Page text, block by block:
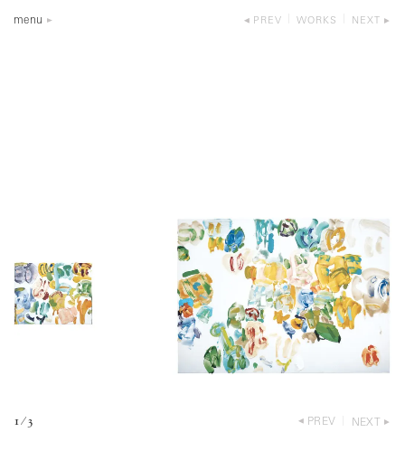
menu PREV WORKS NEXT
1 ⁄ 3 PREV NEXT